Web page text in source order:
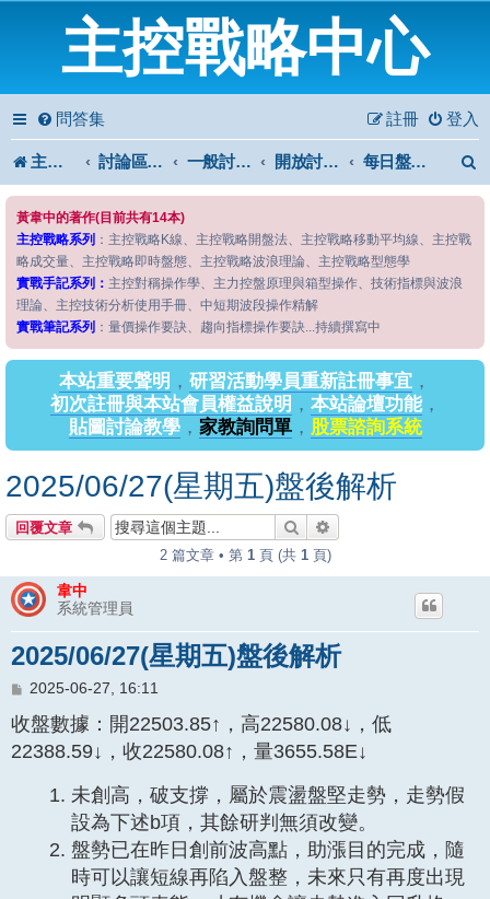
主控戰略中心
問答集 登入
註冊
主控戰略中心 討論區首頁 一般討論區 開放討論區 每日盤後解析
黃韋中的著作(目前共有14本)
主控戰略系列 ：主控戰略K線、主控戰略開盤法、主控戰略移動平均線、主控戰
略成交量、主控戰略即時盤態、主控戰略波浪理論、主控戰略型態學
實戰手記系列： 主控對稱操作學、主力控盤原理與箱型操作、技術指標與波浪
理論、主控技術分析使用手冊、中短期波段操作精解
實戰筆記系列 ：量價操作要訣、趨向指標操作要訣...持續撰寫中
本站重要聲明 ， 研習活動學員重新註冊事宜 ，
初次註冊與本站會員權益說明 ， 本站論壇功能，
貼圖討論教學， 家教詢問單， 股票諮詢系統
2025/06/27(星期五)盤後解析
回覆文章 搜尋
2 篇文章 • 第 1頁 (共 1頁)
韋中
系統管理員
2025/06/27(星期五)盤後解析
文
2025-06-27, 16:11
收盤數據：開22503.85↑，高22580.08↓，低
22388.59↓，收22580.08↑，量3655.58E↓
未創高，破支撐，屬於震盪盤堅走勢，走勢假
設為下述b項，其餘研判無須改變。
盤勢已在昨日創前波高點，助漲目的完成，隨
時可以讓短線再陷入盤整，未來只有再度出現